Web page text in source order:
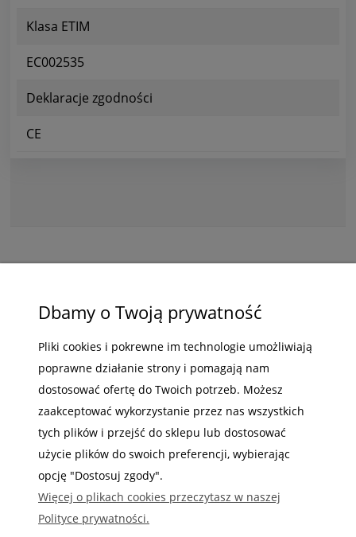
Klasa ETIM
EC002535
Deklaracje zgodności
CE
ZAKUPY
POMOC
MOJE KONTO
INFORMACJE
Gdzie nas możesz znaleźć
Dbamy o Twoją prywatność
Pliki cookies i pokrewne im technologie umożliwiają
poprawne działanie strony i pomagają nam
dostosować ofertę do Twoich potrzeb. Możesz
zaakceptować wykorzystanie przez nas wszystkich
tych plików i przejść do sklepu lub dostosować
użycie plików do swoich preferencji, wybierając
opcję "Dostosuj zgody".
Więcej o plikach cookies przeczytasz w naszej
Polityce prywatności.